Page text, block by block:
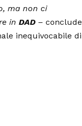
ma non ci
in DAD – conclude
inequivocabile di